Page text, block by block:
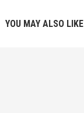
YOU MAY ALSO LIKE